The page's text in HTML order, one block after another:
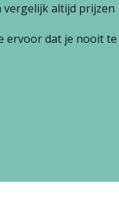
vergelijk altijd prijzen
ervoor dat je nooit te